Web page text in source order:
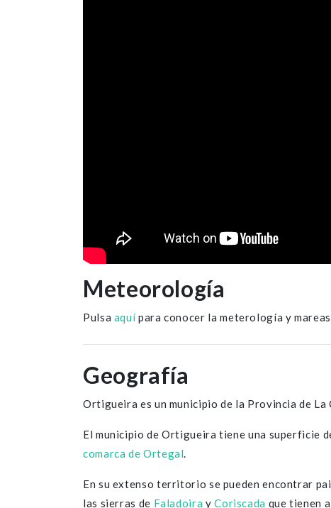
Meteorología
Pulsa aquípara conocer la meterología y
Geografía
Ortigueira es un municipio de la Provincia de La
El municipio de Ortigueira tiene una superficie
comarca de Ortegal.
En su extenso territorio se pueden encontrar
las sierras de Faladoira yCoriscada que tienen